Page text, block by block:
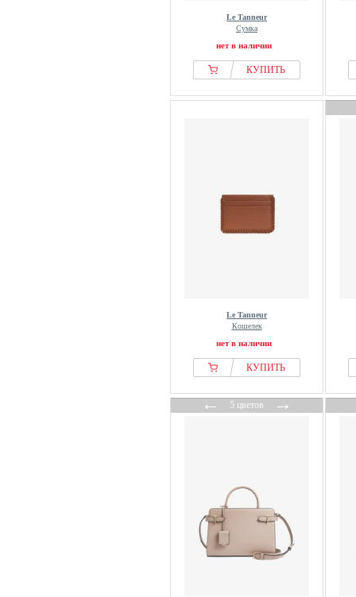
Le Tanneur
Сумка
нет в наличии
КУПИТЬ
Le Tanneur
Кошелек
нет в наличии
КУПИТЬ
←5 цветов→